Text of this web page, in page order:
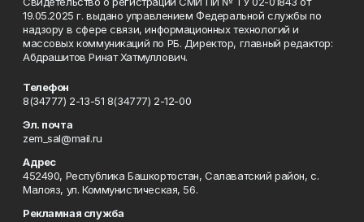
19.05.2025 г. выдано управлением Федеральной службы по
надзору в сфере связи, информационных технологий и
массовых коммуникаций по РБ. Директор, главный редактор:
Абдрашитов Ринат Хатмуллович.
Телефон
8(34777) 2-13-51 8(34777) 2-12-00
Эл. почта
zem_sal@mail.ru
Адрес
452490, Республика Башкортостан, Салаватский район, с.
Малояз, ул. Коммунистическая, 56.
Рекламная служба